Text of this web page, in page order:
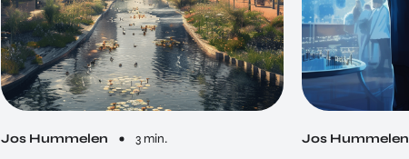
Jos Hummelen 3 min. Jos Hummelen